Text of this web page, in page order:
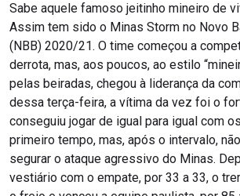
Sabe aquele famoso jeitinho mineiro de
Assim tem sido o Minas Storm no Novo
(NBB) 2020/21. O time começou a
derrota, mas, aos poucos, ao estilo
pelas beiradas, chegou à liderança da
dessa terça-feira, a vítima da vez foi o
conseguiu jogar de igual para igual com
primeiro tempo, mas, após o intervalo,
segurar o ataque agressivo do Minas.
vestiário com o empate, por 33 a 33, o